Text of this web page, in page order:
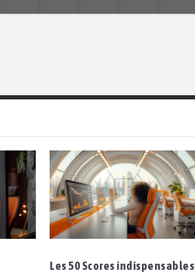
Les 50 Scores indispensables